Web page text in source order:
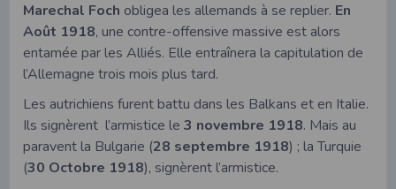
Marechal Foch obligea les allemands à se replier. En
Août 1918, une contre-offensive massive est alors
entamée par les Alliés. Elle entraînera la capitulation de
l’Allemagne trois mois plus tard.
Les autrichiens furent battu dans les Balkans et en Italie.
Ils signèrent l’armistice le 3 novembre 1918. Mais au
paravent la Bulgarie (28 septembre 1918) ; la Turquie
(30 Octobre 1918), signèrent l’armistice.